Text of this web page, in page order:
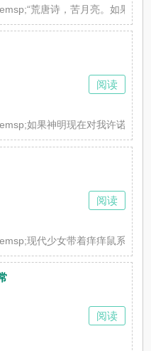
荒唐诗，苦月亮。如果你
如果神明现在对我许诺一
阅读
现代少女带着痒痒鼠系统
阅读
阅读